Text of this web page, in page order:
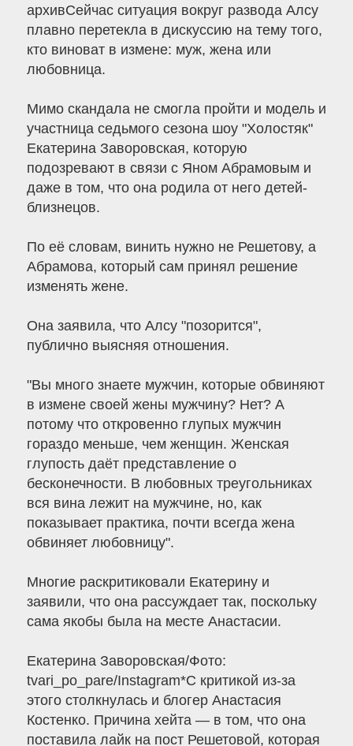
архивСейчас ситуация вокруг развода Алсу
плавно перетекла в дискуссию на тему того,
кто виноват в измене: муж, жена или
любовница.
Мимо скандала не смогла пройти и модель и
участница седьмого сезона шоу "Холостяк"
Екатерина Заворовская, которую
подозревают в связи с Яном Абрамовым и
даже в том, что она родила от него детей-
близнецов.
По её словам, винить нужно не Решетову, а
Абрамова, который сам принял решение
изменять жене.
Она заявила, что Алсу "позорится",
публично выясняя отношения.
"Вы много знаете мужчин, которые обвиняют
в измене своей жены мужчину? Нет? А
потому что откровенно глупых мужчин
гораздо меньше, чем женщин. Женская
глупость даёт представление о
бесконечности. В любовных треугольниках
вся вина лежит на мужчине, но, как
показывает практика, почти всегда жена
обвиняет любовницу".
Многие раскритиковали Екатерину и
заявили, что она рассуждает так, поскольку
сама якобы была на месте Анастасии.
Екатерина Заворовская/Фото:
tvari_po_pare/Instagram*С критикой из-за
этого столкнулась и блогер Анастасия
Костенко. Причина хейта — в том, что она
поставила лайк на пост Решетовой, которая